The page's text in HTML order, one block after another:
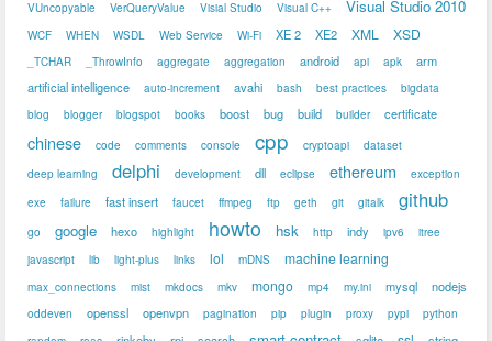
VUncopyable VerQueryValue Visial Studio Visual C++ Visual Studio 2010
WCF WHEN WSDL Web Service Wi-Fi XE 2 XE2 XML XSD
_TCHAR _ThrowInfo aggregate aggregation android api apk
arm
artificial intelligence
auto-increment avahi bash best practices
bigdata
blog
blogger blogspot books boost bug build builder certificate
chinese code comments console cpp cryptoapi
dataset
deep learning
delphi development dll eclipse ethereum
exception
exe
failure fast insert faucet ffmpeg ftp geth git gitalk github
go google hexo highlight howto hsk http indy ipv6
itree
javascript
lib light-plus links lol mDNS machine learning
max_connections mist mkdocs mkv mongo mp4 my.ini mysql nodejs
oddeven openssl openvpn pagination pip plugin proxy pypi
python